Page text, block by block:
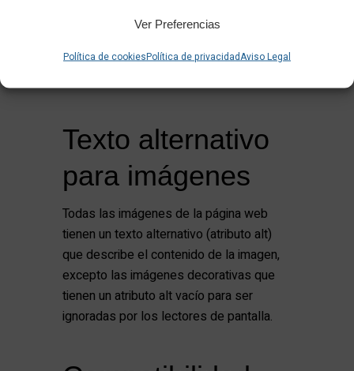
Ver Preferencias
Política de cookiesPolítica de privacidadAviso Legal
facilitar la localización del contenido.
Los enlaces tienen descripciones
Texto alternativo
para imágenes
Todas las imágenes de la página web
tienen un texto alternativo (atributo alt)
que describe el contenido de la imagen,
excepto las imágenes decorativas que
tienen un atributo alt vacío para ser
ignoradas por los lectores de pantalla.